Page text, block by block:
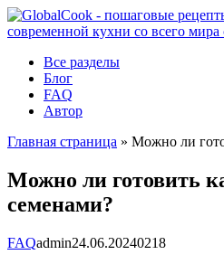
Перейти
к
Все разделы
Блог
FAQ
Автор
Главная страница » Можно ли
Можно ли готовить
семенами?
FAQadmin24.06.20240218